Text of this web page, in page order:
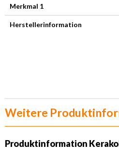
Merkmal 1
Herstellerinformation
Weitere
Produktinformation